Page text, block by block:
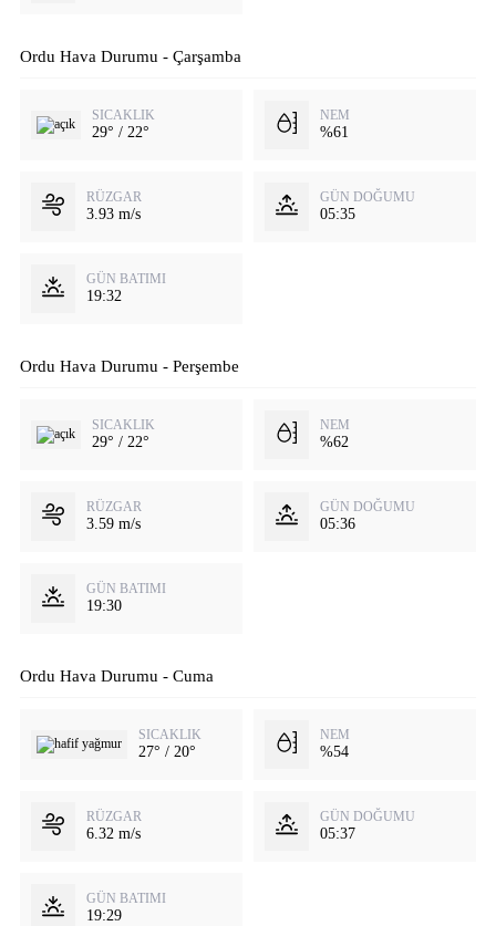
Ordu Hava Durumu - Çarşamba
SICAKLIK
29° / 22°
NEM
%61
RÜZGAR
3.93 m/s
GÜN DOĞUMU
05:35
GÜN BATIMI
19:32
Ordu Hava Durumu - Perşembe
SICAKLIK
29° / 22°
NEM
%62
RÜZGAR
3.59 m/s
GÜN DOĞUMU
05:36
GÜN BATIMI
19:30
Ordu Hava Durumu - Cuma
SICAKLIK
27° / 20°
NEM
%54
RÜZGAR
6.32 m/s
GÜN DOĞUMU
05:37
GÜN BATIMI
19:29